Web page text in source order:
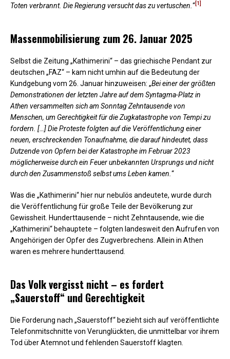
Toten verbrannt. Die Regierung versucht das zu vertuschen. “[1]
Massenmobilisierung zum 26. Januar 2025
Selbst die Zeitung „Kathimerini“ – das griechische Pendant zur
deutschen „FAZ“ – kam nicht umhin auf die Bedeutung der
Kundgebung vom 26. Januar hinzuweisen: „Bei einer der größten
Demonstrationen der letzten Jahre auf dem Syntagma-Platz in
Athen versammelten sich am Sonntag Zehntausende von
Menschen, um Gerechtigkeit für die Zugkatastrophe von Tempi zu
fordern. […] Die Proteste folgten auf die Veröffentlichung einer
neuen, erschreckenden Tonaufnahme, die darauf hindeutet, dass
Dutzende von Opfern bei der Katastrophe im Februar 2023
möglicherweise durch ein Feuer unbekannten Ursprungs und nicht
durch den Zusammenstoß selbst ums Leben kamen. “
Was die „Kathimerini“ hier nur nebulös andeutete, wurde durch
die Veröffentlichung für große Teile der Bevölkerung zur
Gewissheit. Hunderttausende – nicht Zehntausende, wie die
„Kathimerini“ behauptete – folgten landesweit den Aufrufen von
Angehörigen der Opfer des Zugverbrechens. Allein in Athen
waren es mehrere hunderttausend.
Das Volk vergisst nicht – es fordert
„Sauerstoff“ und Gerechtigkeit
Die Forderung nach „Sauerstoff“ bezieht sich auf veröffentlichte
Telefonmitschnitte von Verunglückten, die unmittelbar vor ihrem
Tod über Atemnot und fehlenden Sauerstoff klagten.